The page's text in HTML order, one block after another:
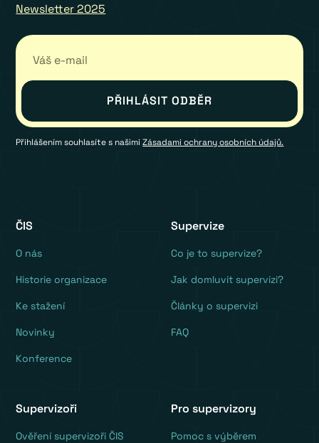
Newsletter 2025
Přihlášením souhlasíte s našimiZásadami ochrany osobních údajů.
ČIS
O nás
Historie organizace
Ke stažení
Novinky
Konference
Supervize
Co je to supervize?
Jak domluvit supervizi?
Články o supervizi
FAQ
Supervizoři
Ověření supervizoři ČIS
Pro supervizory
Pomoc s výběrem